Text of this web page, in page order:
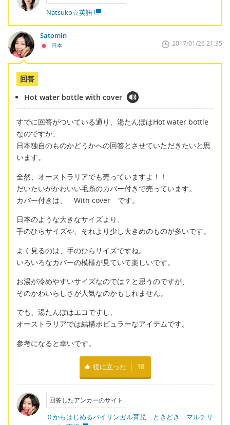
Natsuko☆英語
Satomin
日本 2017/01/26 21:35
回答
Hot water bottle with cover
すでに回答がついている通り、湯たんぽはHot water bottle
なのですが、
日本独自のものかどうかへの回答とさせていただきたいと思
います。
全然、オーストラリアでも売っていますよ！！
だいたいがかわいい毛糸のカバー付きで売っています。
カバー付きは、 With cover です。
日本のような大きなサイズより、
手のひらサイズや、それより少し大きめのものが多いです。
よく見るのは、手のひらサイズですね。
いろいろなカバーの模様が見ていて楽しいです。
お湯が冷めやすいサイズなのでは？と思うのですが、
そのかわいらしさが人気なのかもしれません。
でも、湯たんぽはエコですし、
オーストラリアでは結構ポピュラーなアイテムです。
参考になると幸いです。
役に立った 18
回答したアンカーのサイト
０からはじめるバイリンガル育児 ときどき マルチリ